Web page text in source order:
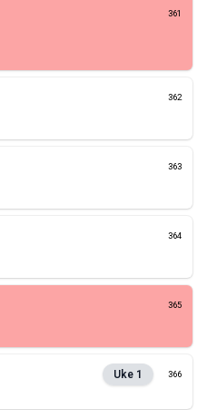
361
362
363
364
365
Uke 1 366